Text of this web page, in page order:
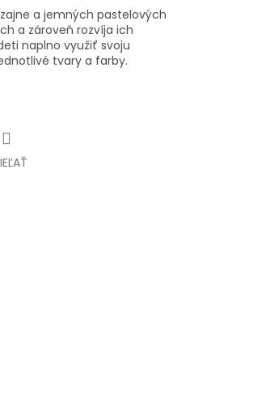
a jemných pastelových
a zároveň rozvíja ich
naplno využiť svoju
tvary a farby.